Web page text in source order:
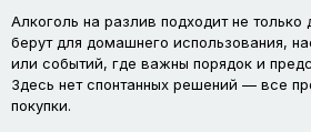
Алкоголь на разлив подходит не только
берут для домашнего использования,
или событий, где важны порядок и
Здесь нет спонтанных решений — все
покупки.